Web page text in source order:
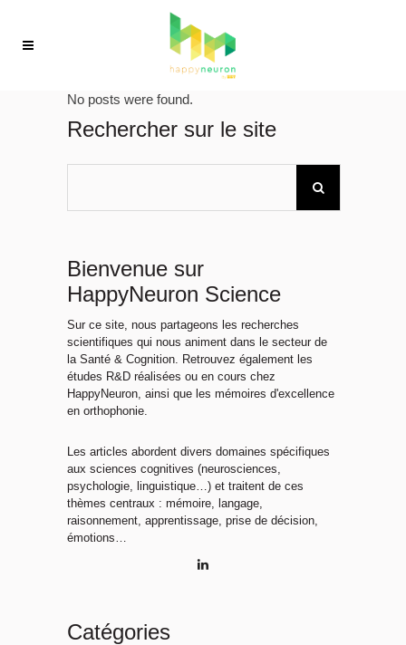
No posts were found.
Rechercher sur le site
Bienvenue sur
HappyNeuron Science
Sur ce site, nous partageons les recherches
scientifiques qui nous animent dans le secteur de
la Santé & Cognition. Retrouvez également les
études R&D réalisées ou en cours chez
HappyNeuron, ainsi que les mémoires d'excellence
en orthophonie.
Les articles abordent divers domaines spécifiques
aux sciences cognitives (neurosciences,
psychologie, linguistique…) et traitent de ces
thèmes centraux : mémoire, langage,
raisonnement, apprentissage, prise de décision,
émotions…
Catégories